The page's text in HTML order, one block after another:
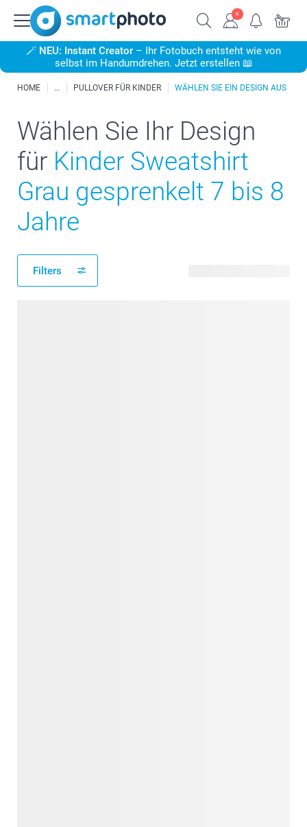
🪄 NEU: Instant Creator – Ihr Fotobuch entsteht wie von
selbst im Handumdrehen. Jetzt erstellen 📖
HOME PULLOVER FÜR KINDER WÄHLEN SIE EIN DESIGN AUS
Wählen Sie Ihr Design
für Kinder Sweatshirt
Grau gesprenkelt 7 bis 8
Jahre
Filters